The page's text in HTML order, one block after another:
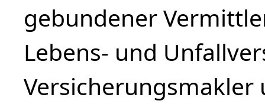
gebundener
Lebens- und
Versicherungsmakler